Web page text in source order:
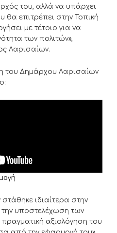
του, αλλά να υπάρχει
θα επιτρέπει στην Τοπική
με τέτοιο για να
των πολιτών»,
Λαρισαίων.
του Δημάρχου Λαρισαίων
ιδιαίτερα στην
υποστελέχωση των
πραγματική αξιολόγηση του